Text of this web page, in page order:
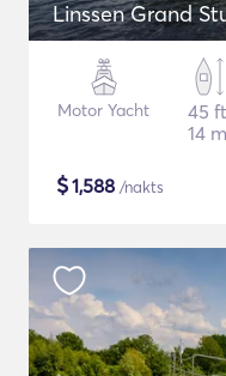
Linssen Grand
Motor Yacht
45 ft
14 m
$1,588 /nakts